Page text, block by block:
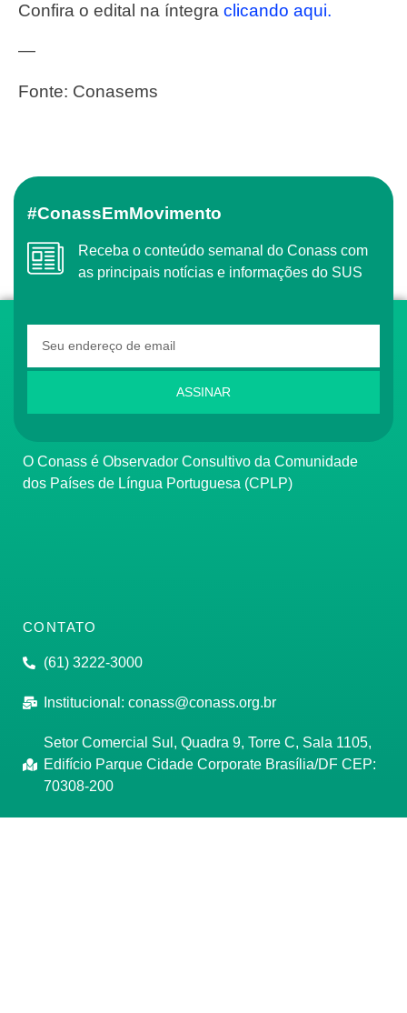
Confira o edital na íntegra clicando aqui.
—
Fonte: Conasems
#ConassEmMovimento
Receba o conteúdo semanal do Conass com
as principais notícias e informações do SUS
ASSINAR
O Conass é Observador Consultivo da Comunidade
dos Países de Língua Portuguesa (CPLP)
CONTATO
(61) 3222-3000
Institucional: conass@conass.org.br
Setor Comercial Sul, Quadra 9, Torre C, Sala 1105,
Edifício Parque Cidade Corporate Brasília/DF CEP:
70308-200